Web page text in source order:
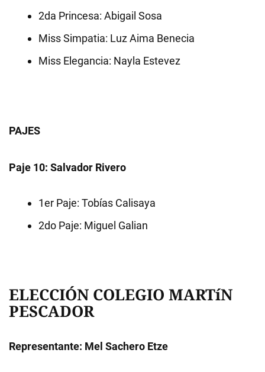
2da Princesa: Abigail Sosa
Miss Simpatia: Luz Aima Benecia
Miss Elegancia: Nayla Estevez
PAJES
Paje 10: Salvador Rivero
1er Paje: Tobías Calisaya
2do Paje: Miguel Galian
ELECCIÓN COLEGIO MARTíN
PESCADOR
Representante: Mel Sachero Etze